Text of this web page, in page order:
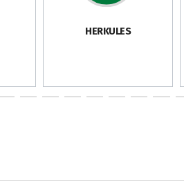
HERKULES